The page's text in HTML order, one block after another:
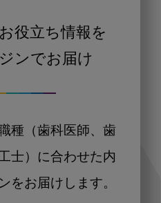
役立ち情報を
ンでお届け
種（歯科医師、歯
士）に合わせた内
をお届けします。